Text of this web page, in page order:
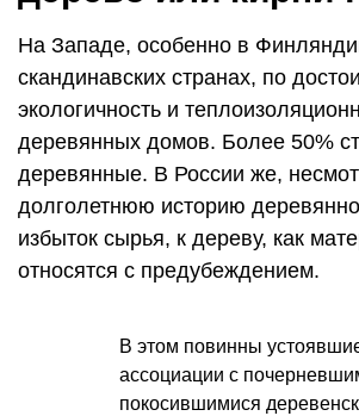
На Западе, особенно в
скандинавских странах, по
экологичность и
деревянных домов. Более 50%
деревянные. В России же,
долголетнюю историю
избыток сырья, к дереву, как
относятся с предубеждением.
В этом повинны
ассоциации с
покосившимися